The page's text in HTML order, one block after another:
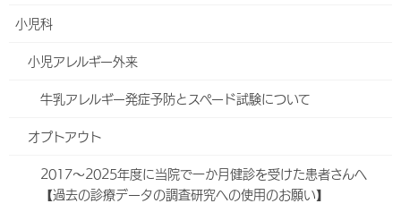
専門分野など：一般泌尿器
日本透析医学会専門医、日本泌尿器科学会指導医、日本透析医学会
Facebook
Threads Hatena LINE
Copy
小児科
小児アレルギー外来
牛乳アレルギー発症予防とスペード試験について
オプトアウト
2017～2025年度に当院で一か月健診を受けた患者さんへ
【過去の診療データの調査研究への使用のお願い】